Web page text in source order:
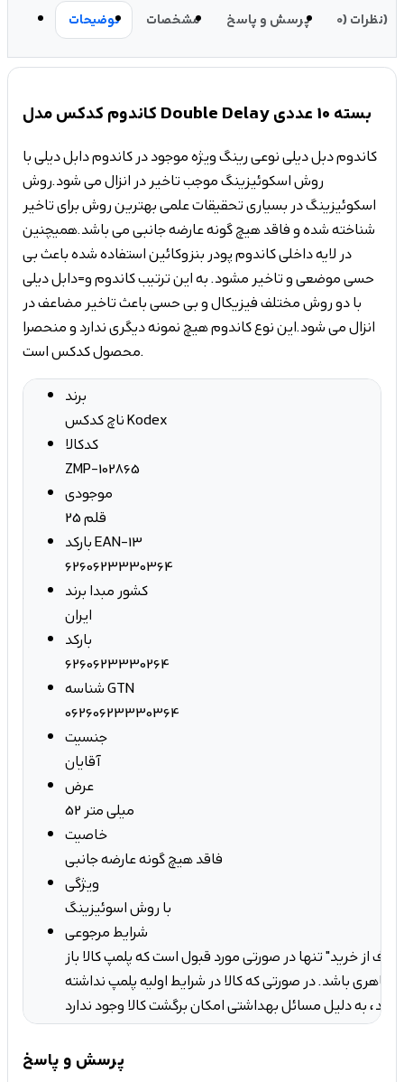
توضیحات مشخصات پرسش و پاسخ نظرات (0)
کاندوم کدکس مدل Double Delay بسته 10 عددی
کاندوم دبل دیلی نوعی رینگ ویژه موجود در کاندوم دابل دیلی با
روش اسکوئیزینگ موجب تاخیر در انزال می شود.روش
اسکوئیزینگ در بسیاری تحقیقات علمی بهترین روش برای تاخیر
شناخته شده و فاقد هیچ گونه عارضه جانبی می باشد.همیچنین
در لایه داخلی کاندوم پودر بنزوکائین استفاده شده باعث بی
حسی موضعی و تاخیر مشود. به این ترتیب کاندوم و=دابل دیلی
با دو روش مختلف فیزیکال و بی حسی باعث تاخیر مضاعف در
انزال می شود.این نوع کاندوم هیچ نمونه دیگری ندارد و منحصرا
محصول کدکس است.
برند
ناچ کدکس Kodex
کدکالا
ZMP-102865
موجودی
25 قلم
بارکد EAN-13
6260623330364
کشور مبدا برند
ایران
بارکد
6260623330264
شناسه GTN
06260623330364
جنسیت
آقایان
عرض
52 میلی متر
خاصیت
فاقد هیچ گونه عارضه جانبی
ویژگی
با روش اسوئیزینگ
شرایط مرجوعی
از خرید" تنها در صورتی مورد قبول است که پلمپ کالا باز
ظاهری باشد. در صورتی که کالا در شرایط اولیه پلمپ نداشته
پرسش و پاسخ